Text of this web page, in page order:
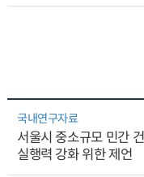
국내연구자료
서울시 중소규모 민간
실행력 강화 위한 제언